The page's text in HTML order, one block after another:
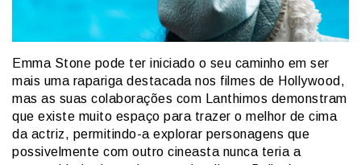
Emma Stone pode ter iniciado o seu caminho em ser
mais uma rapariga destacada nos filmes de Hollywood,
mas as suas colaborações com Lanthimos demonstram
que existe muito espaço para trazer o melhor de cima
da actriz, permitindo-a explorar personagens que
possivelmente com outro cineasta nunca teria a